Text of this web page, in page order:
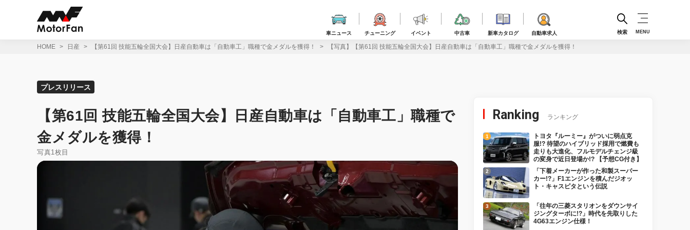
車ニュース チューニング イベント 中古車 新車カタログ 自動車求人 検索 MENU
HOME 日産 【第61回 技能五輪全国大会】日産自動車は「自動車工」職種で金メダルを獲得！ 【写真】【第61回 技能五輪全国大会】日産自動車は「自動車工」職種で金メダルを獲得！
プレスリリース
【第61回 技能五輪全国大会】日産自動車は「自動車工」職種で
金メダルを獲得！
写真1枚目
Ranking ランキング
トヨタ『ルーミー』がついに弱点克
服!? 待望のハイブリッド採用で燃費も
走りも大進化、フルモデルチェンジ級
の変身で近日登場か!? 【予想CG付き】
「下着メーカーが作った和製スーパー
カー!?」F1エンジンを積んだジオッ
ト・キャスピタという伝説
「往年の三菱スタリオンをダウンサイ
ジングターボに!?」時代を先取りした
4G63エンジン仕様！